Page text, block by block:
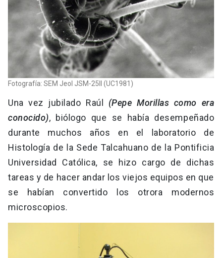
Fotografía: SEM Jeol JSM-25II (UC1981)
Una vez jubilado Raúl (Pepe Morillas como era
conocido), biólogo que se había desempeñado
durante muchos años en el laboratorio de
Histología de la Sede Talcahuano de la Pontificia
Universidad Católica, se hizo cargo de dichas
tareas y de hacer andar los viejos equipos en que
se habían convertido los otrora modernos
microscopios.